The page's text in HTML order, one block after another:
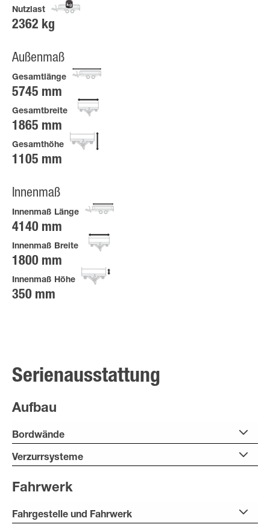
Nutzlast
2362 kg
Außenmaß
Gesamtlänge
5745 mm
Gesamtbreite
1865 mm
Gesamthöhe
1105 mm
Innenmaß
Innenmaß Länge
4140 mm
Innenmaß Breite
1800 mm
Innenmaß Höhe
350 mm
Serienausstattung
Aufbau
Bordwände
Verzurrsysteme
Fahrwerk
Fahrgestelle und Fahrwerk